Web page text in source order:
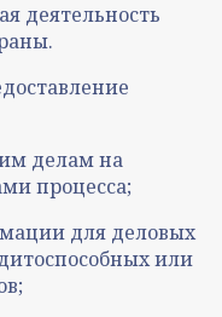
деятельность
делам на
процесса;
для деловых
или